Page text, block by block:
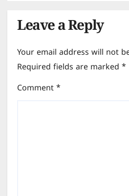
Leave a Reply
Your email address will not
Required fields are marked *
Comment *